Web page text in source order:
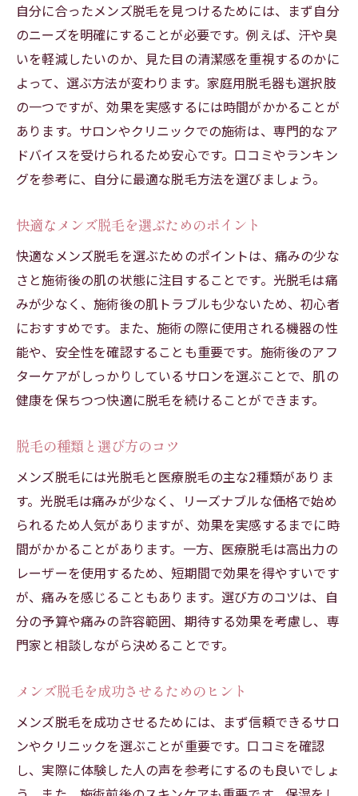
自分に合ったメンズ脱毛を見つけるためには、まず自分
のニーズを明確にすることが必要です。例えば、汗や臭
いを軽減したいのか、見た目の清潔感を重視するのかに
よって、選ぶ方法が変わります。家庭用脱毛器も選択肢
の一つですが、効果を実感するには時間がかかることが
あります。サロンやクリニックでの施術は、専門的なア
ドバイスを受けられるため安心です。口コミやランキン
グを参考に、自分に最適な脱毛方法を選びましょう。
快適なメンズ脱毛を選ぶためのポイント
快適なメンズ脱毛を選ぶためのポイントは、痛みの少な
さと施術後の肌の状態に注目することです。光脱毛は痛
みが少なく、施術後の肌トラブルも少ないため、初心者
におすすめです。また、施術の際に使用される機器の性
能や、安全性を確認することも重要です。施術後のアフ
ターケアがしっかりしているサロンを選ぶことで、肌の
健康を保ちつつ快適に脱毛を続けることができます。
脱毛の種類と選び方のコツ
メンズ脱毛には光脱毛と医療脱毛の主な2種類がありま
す。光脱毛は痛みが少なく、リーズナブルな価格で始め
られるため人気がありますが、効果を実感するまでに時
間がかかることがあります。一方、医療脱毛は高出力の
レーザーを使用するため、短期間で効果を得やすいです
が、痛みを感じることもあります。選び方のコツは、自
分の予算や痛みの許容範囲、期待する効果を考慮し、専
門家と相談しながら決めることです。
メンズ脱毛を成功させるためのヒント
メンズ脱毛を成功させるためには、まず信頼できるサロ
ンやクリニックを選ぶことが重要です。口コミを確認
し、実際に体験した人の声を参考にするのも良いでしょ